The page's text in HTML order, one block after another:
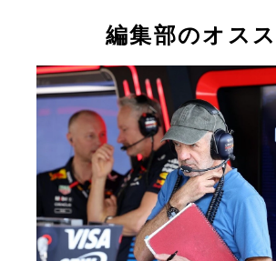
編集部のオス